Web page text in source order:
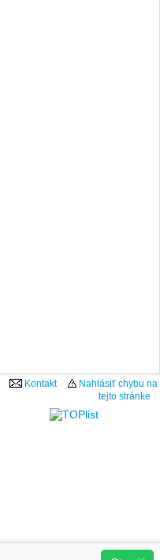
Kontakt
Nahlásiť chybu na
tejto stránke